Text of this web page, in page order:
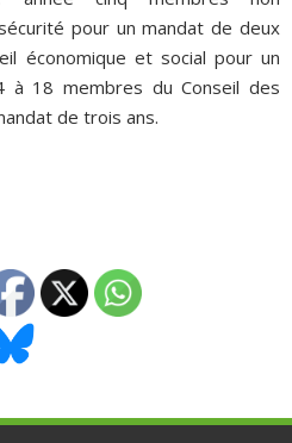
pour un mandat de deux
économique et social pour un
18 membres du Conseil des
de trois ans.